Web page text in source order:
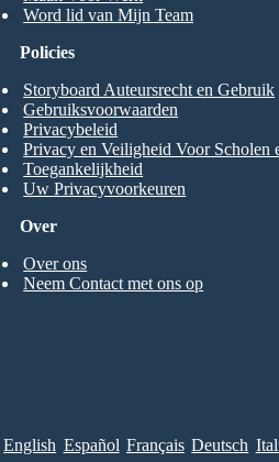
Word lid van Mijn Team
Over
Over ons
Neem Contact met ons op
Policies
Storyboard Auteursrecht en Gebruik
Gebruiksvoorwaarden
Privacybeleid
Privacy en Veiligheid Voor Scholen
Toegankelijkheid
Uw Privacyvoorkeuren
English Español Français Deutsch